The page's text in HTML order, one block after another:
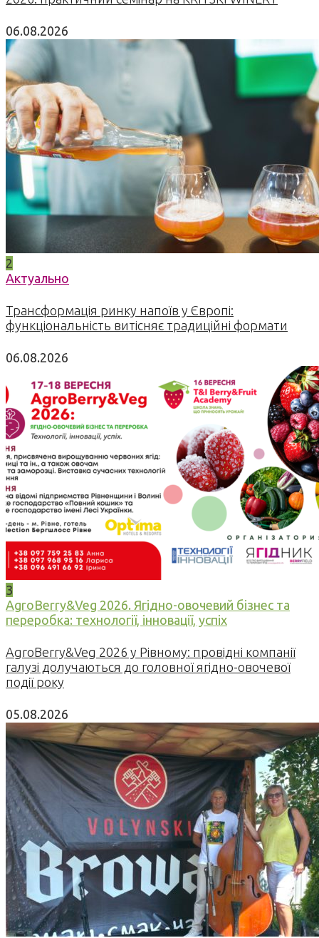
06.08.2026
2
Актуально
Трансформація ринку напоїв у Європі:
функціональність витісняє традиційні формати
06.08.2026
3
AgroBerry&Veg 2026. Ягідно-овочевий бізнес та
переробка: технології, інновації, успіх
AgroBerry&Veg 2026 у Рівному: провідні компанії
галузі долучаються до головної ягідно-овочевої
події року
05.08.2026